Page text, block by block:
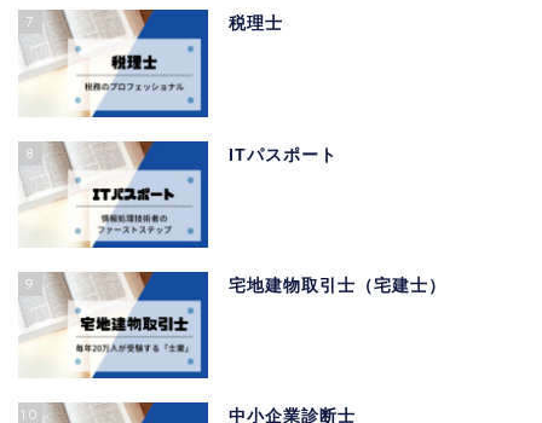
7 税理士
8 ITパスポート
9 宅地建物取引士（宅建士）
10 中小企業診断士